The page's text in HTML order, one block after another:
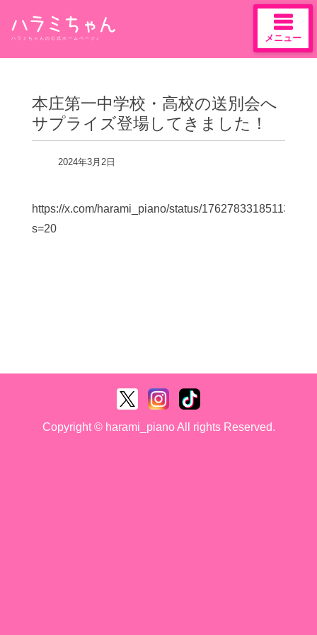
content
ハラミちゃんの公式ホームページ♪ メニュー
本庄第一中学校・高校の送別会へ
サプライズ登場してきました！
2024年3月2日
https://x.com/harami_piano/status/
s=20
Copyright © harami_piano All rights Reserved.